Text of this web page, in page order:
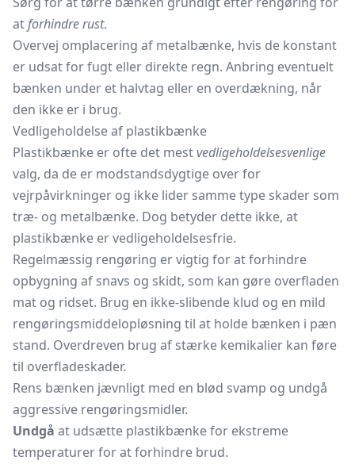
atforhindre rust.
Overvej omplacering af metalbænke, hvis de konstant
er udsat for fugt eller direkte regn. Anbring eventuelt
bænken under et halvtag eller en overdækning, når
den ikke er i brug.
Vedligeholdelse af plastikbænke
Plastikbænke er ofte det mestvedligeholdelsesvenlige
valg, da de er modstandsdygtige over for
vejrpåvirkninger og ikke lider samme type skader som
træ- og metalbænke. Dog betyder dette ikke, at
plastikbænke er vedligeholdelsesfrie.
Regelmæssig rengøring er vigtig for at forhindre
opbygning af snavs og skidt, som kan gøre overfladen
mat og ridset. Brug en ikke-slibende klud og en mild
rengøringsmiddelopløsning til at holde bænken i pæn
stand. Overdreven brug af stærke kemikalier kan føre
til overfladeskader.
Rens bænken jævnligt med en blød svamp og undgå
aggressive rengøringsmidler.
Undgå at udsætte plastikbænke for ekstreme
temperaturer for at forhindre brud.